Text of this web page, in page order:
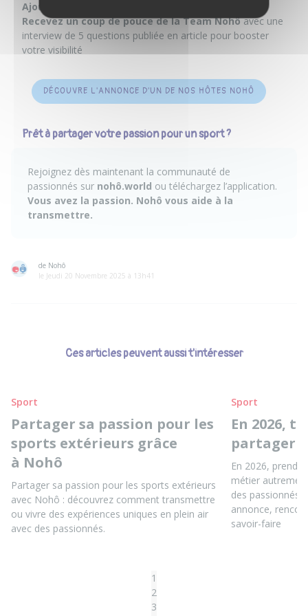
Ajoutez quelques photos
Recevez un coup de pouce de la Team Nohôavec une
interview de 5 questions publiée en article pour booster
votre visibilité
DÉCOUVRE L'ANNONCE D'UN DE NOS HÔTES NOHÔ
Prêt à partager votre passion pour un sport ?
Rejoignez dès maintenant la communauté de
passionnés sur nohô.world ou téléchargez l’application.
Vous avez la passion. Nohô vous aide à la
transmettre.
de Nohô
le Jeudi 20 Novembre 2025 à 13h41
Ces articles peuvent aussi t'intéresser
Sport
Partager sa passion pour les
sports extérieurs grâce
à Nohô
Partager sa passion pour les sports extérieurs
avec Nohô : découvrez comment transmettre
ou vivre des expériences uniques en plein air
avec des passionnés.
Sport
En 2026,
partager
En 2026,
métier
des
annonce,
savoir-faire
1
2
3